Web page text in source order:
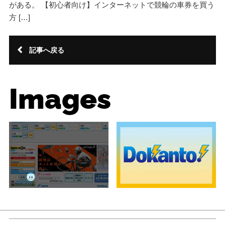
がある。 【初心者向け】インターネットで競輪の車券を買う
方 […]
記事へ戻る
Images